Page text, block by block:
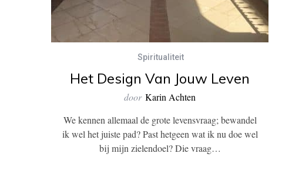
Spiritualiteit
Het Design Van Jouw Leven
door Karin Achten
We kennen allemaal de grote levensvraag; bewandel
ik wel het juiste pad? Past hetgeen wat ik nu doe wel
bij mijn zielendoel? Die vraag…